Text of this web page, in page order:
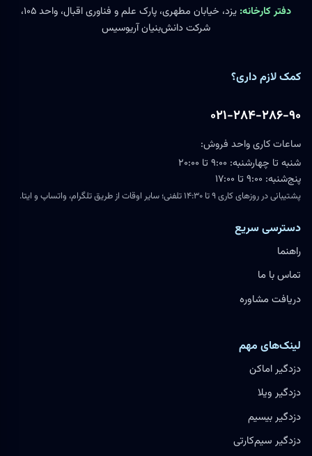
دفتر کارخانه:
یزد، خیابان مطهری، پارک علم و فناوری اقبال، واحد ۱۰۵،
شرکت دانش‌بنیان آریوسیس
کمک لازم داری؟
۰۲۱-۲۸۴-۲۸۶-۹۰
ساعات کاری واحد فروش:
شنبه تا چهارشنبه: ۹:۰۰ تا ۲۰:۰۰
پنج‌شنبه: ۹:۰۰ تا ۱۷:۰۰
پشتیبانی در روزهای کاری ۹ تا ۱۴:۳۰ تلفنی؛ سایر اوقات از طریق تلگرام، واتساپ و ایتا.
دسترسی سریع
راهنما
تماس با ما
دریافت مشاوره
لینک‌های مهم
دزدگیر اماکن
دزدگیر ویلا
دزدگیر بیسیم
دزدگیر سیم‌کارتی